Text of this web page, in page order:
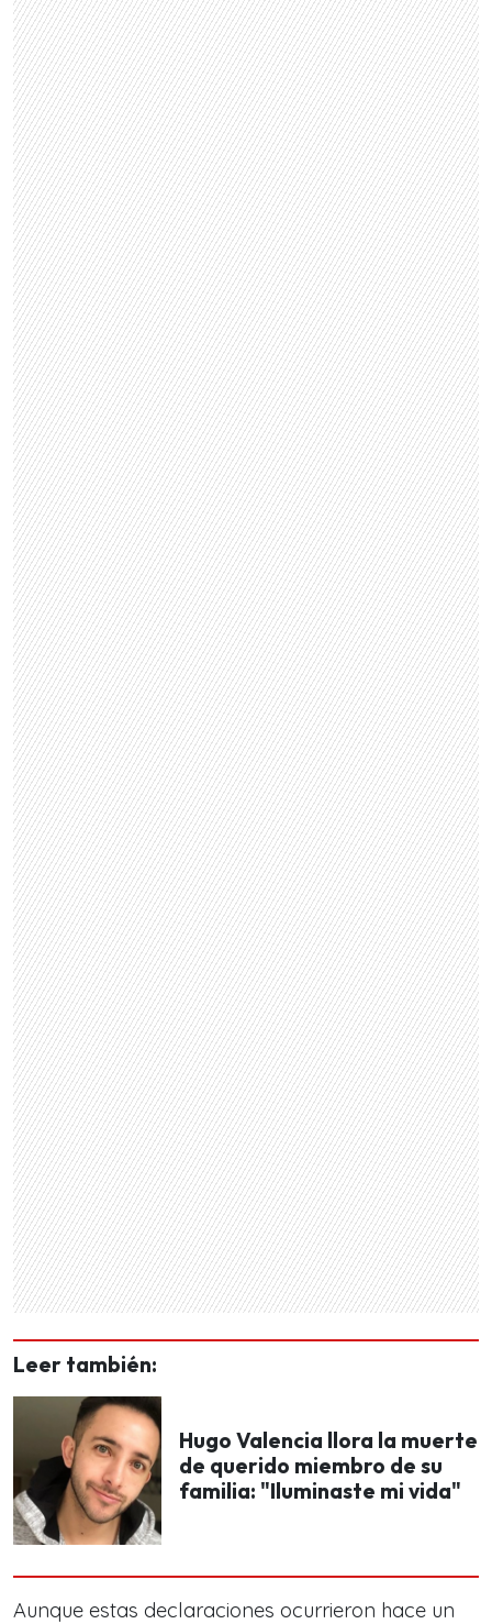
Leer también:
Hugo Valencia llora la muerte
de querido miembro de su
familia: "Iluminaste mi vida"
Aunque estas declaraciones ocurrieron hace un